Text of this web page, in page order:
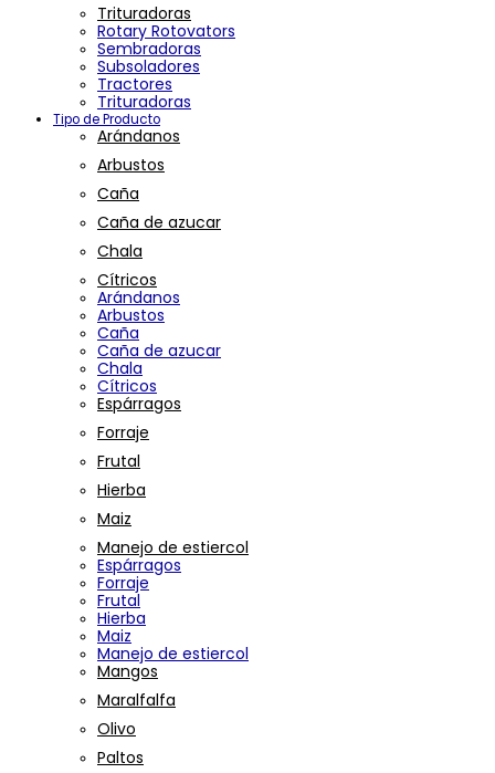
Trituradoras
Rotary Rotovators
Sembradoras
Subsoladores
Tractores
Trituradoras
Tipo de Producto
Arándanos
Arbustos
Caña
Caña de azucar
Chala
Cítricos
Arándanos
Arbustos
Caña
Caña de azucar
Chala
Cítricos
Espárragos
Forraje
Frutal
Hierba
Maiz
Manejo de estiercol
Espárragos
Forraje
Frutal
Hierba
Maiz
Manejo de estiercol
Mangos
Maralfalfa
Olivo
Paltos